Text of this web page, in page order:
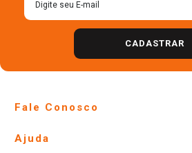
CADASTRAR
Fale Conosco
Lojas Físicas e Horários
Ajuda